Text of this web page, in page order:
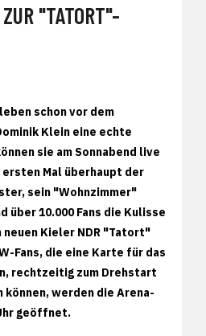
"TATORT"-
schon vor dem
Klein eine echte
sie am Sonnabend live
ersten Mal überhaupt der
sein "Wohnzimmer"
über 10.000 Fans die Kulisse
Kieler NDR "Tatort"
Fans, die eine Karte für das
rechtzeitig zum Drehstart
können, werden die Arena-
geöffnet.